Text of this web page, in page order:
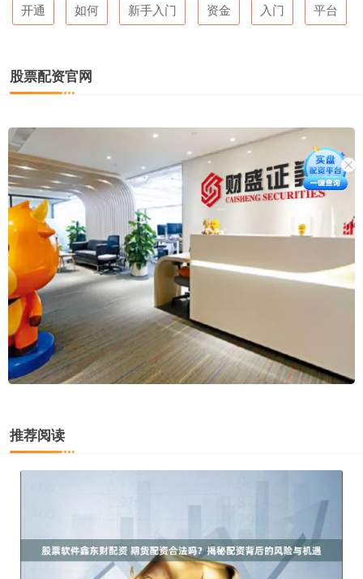
开通 如何 新手入门 资金 入门 平台
股票配资官网
推荐阅读